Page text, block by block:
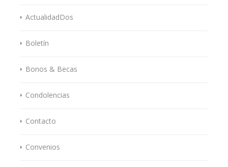
ActualidadDos
Boletín
Bonos & Becas
Condolencias
Contacto
Convenios